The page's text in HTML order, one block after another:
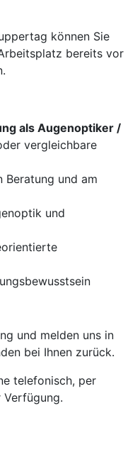
können Sie
bereits vor
als Augenoptiker /
vergleichbare
Beratung und am
und
und melden uns in
bei Ihnen zurück.
telefonisch, per
Verfügung.